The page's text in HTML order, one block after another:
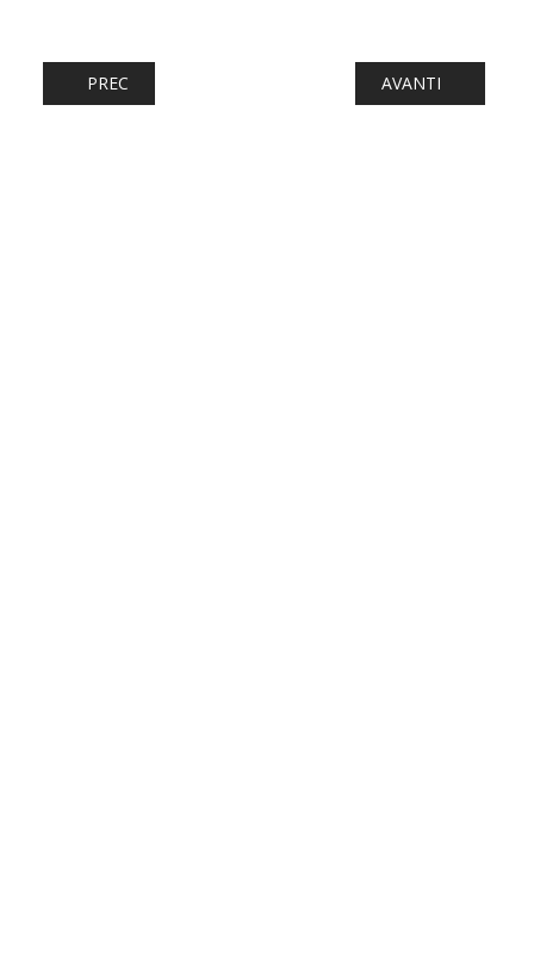
ARTICOLO PRECEDENTE: FERROVIE: IL "BELLA-ITALIA-
PREC ARTICOLO
AVANTI